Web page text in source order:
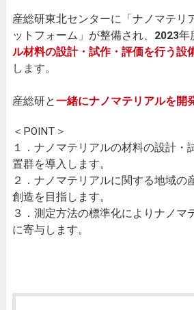
産総研東北センターに「ナノマテリ
ットフォーム」が整備され、 2023年
ル材料の設計・試作・評価を行う設
します。
産総研と一緒にナノマテリアルを開
＜POINT＞
１．ナノマテリアルの材料の設計・
置群を導入します。
２．ナノマテリアルに関する地域の
創造を目指します。
３．測定方法の標準化によりナノマ
に寄与します。